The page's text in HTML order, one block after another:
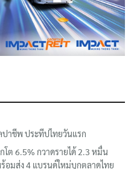
ปาชีพ ประทีปไทยวันแรก